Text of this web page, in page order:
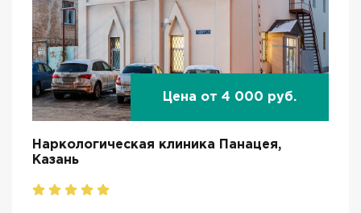
Цена от 4 000 руб.
Наркологическая клиника Панацея,
Казань